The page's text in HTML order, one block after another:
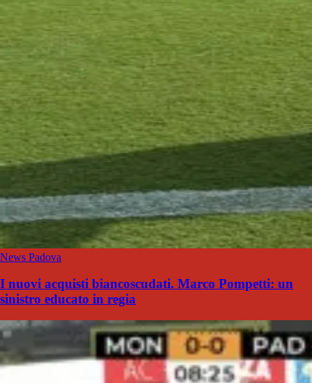
News Padova
I nuovi acquisti biancoscudati. Marco Pompetti: un
sinistro educato in regia